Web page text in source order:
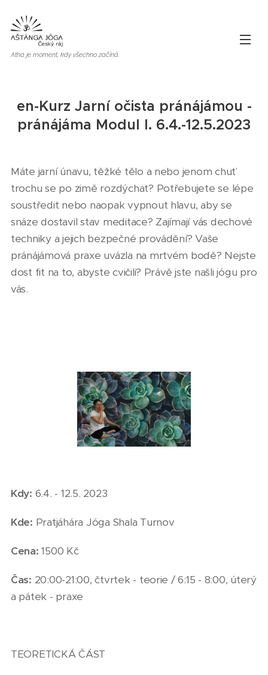
Atha je moment, kdy všechno začíná.
en-Kurz Jarní očista pránájámou -
pránájáma Modul I. 6.4.-12.5.2023
Máte jarní únavu, těžké tělo a nebo jenom chuť
trochu se po zimě rozdýchat? Potřebujete se lépe
soustředit nebo naopak vypnout hlavu, aby se
snáze dostavil stav meditace? Zajímají vás dechové
techniky a jejich bezpečné provádění? Vaše
pránájámová praxe uvázla na mrtvém bodě? Nejste
dost fit na to, abyste cvičili? Právě jste našli jógu pro
vás.
Kdy: 6.4. - 12.5. 2023
Kde: Pratjáhára Jóga Shala Turnov
Cena: 1500 Kč
Čas: 20:00-21:00, čtvrtek - teorie / 6:15 - 8:00, úterý
a pátek - praxe
TEORETICKÁ ČÁST